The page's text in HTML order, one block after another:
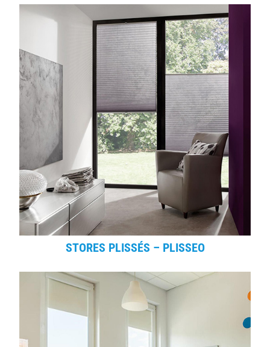
STORES PLISSÉS – PLISSEO